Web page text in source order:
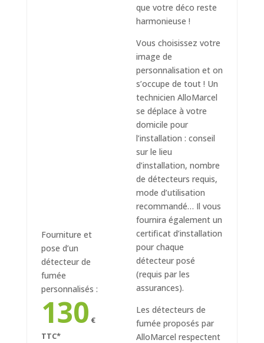
Fourniture et
pose d’un
détecteur de
fumée
personnalisés :
130 €
TTC*
que votre déco reste
harmonieuse !
Vous choisissez votre
image de
personnalisation et on
s’occupe de tout ! Un
technicien AlloMarcel
se déplace à votre
domicile pour
l’installation : conseil
sur le lieu
d’installation, nombre
de détecteurs requis,
mode d’utilisation
recommandé… Il vous
fournira également un
certificat d’installation
pour chaque
détecteur posé
(requis par les
assurances).
Les détecteurs de
fumée proposés par
AlloMarcel respectent